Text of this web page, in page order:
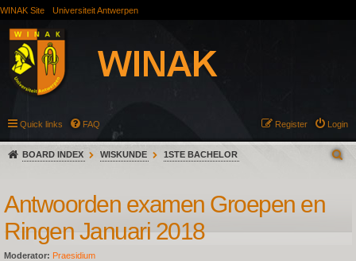
WINAK Site Universiteit Antwerpen
Quick links FAQ Login
Register
BOARD INDEX WISKUNDE 1STE BACHELOR
Antwoorden examen Groepen en
Ringen Januari 2018
Moderator: Praesidium